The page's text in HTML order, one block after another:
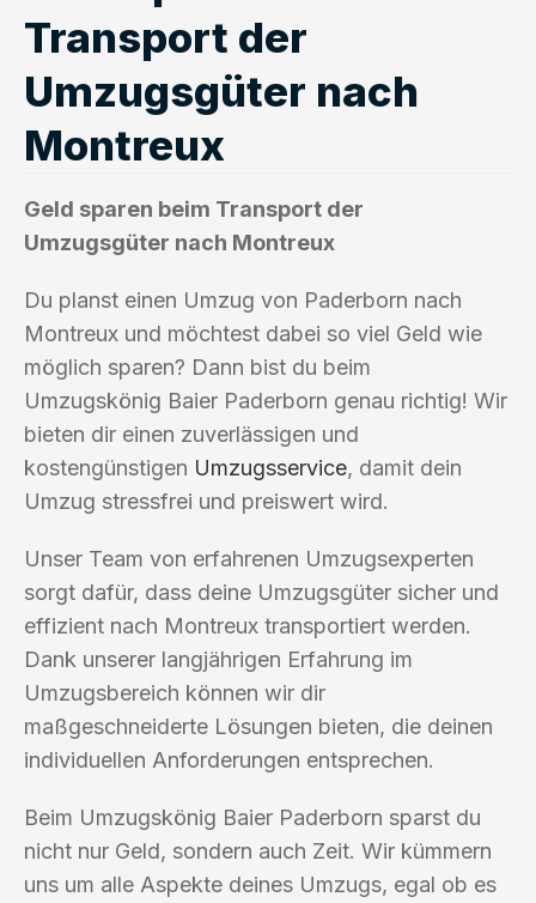
Transport der
Umzugsgüter nach
Montreux
Geld sparen beim Transport der
Umzugsgüter nach Montreux
Du planst einen Umzug von Paderborn nach
Montreux und möchtest dabei so viel Geld wie
möglich sparen? Dann bist du beim
Umzugskönig Baier Paderborn genau richtig! Wir
bieten dir einen zuverlässigen und
kostengünstigen Umzugsservice, damit dein
Umzug stressfrei und preiswert wird.
Unser Team von erfahrenen Umzugsexperten
sorgt dafür, dass deine Umzugsgüter sicher und
effizient nach Montreux transportiert werden.
Dank unserer langjährigen Erfahrung im
Umzugsbereich können wir dir
maßgeschneiderte Lösungen bieten, die deinen
individuellen Anforderungen entsprechen.
Beim Umzugskönig Baier Paderborn sparst du
nicht nur Geld, sondern auch Zeit. Wir kümmern
uns um alle Aspekte deines Umzugs, egal ob es